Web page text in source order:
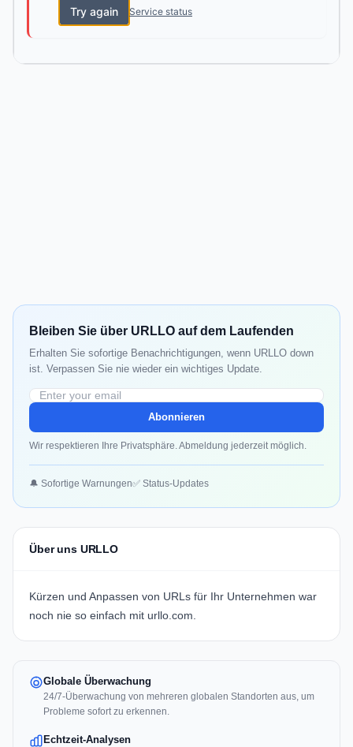
Try again Service status
Bleiben Sie über URLLO auf dem Laufenden
Erhalten Sie sofortige Benachrichtigungen, wenn URLLO down
ist. Verpassen Sie nie wieder ein wichtiges Update.
Abonnieren
Wir respektieren Ihre Privatsphäre. Abmeldung jederzeit möglich.
🔔 Sofortige Warnungen✅ Status-Updates
Über uns URLLO
Kürzen und Anpassen von URLs für Ihr Unternehmen war
noch nie so einfach mit urllo.com.
Globale Überwachung
24/7-Überwachung von mehreren globalen Standorten aus, um
Probleme sofort zu erkennen.
Echtzeit-Analysen